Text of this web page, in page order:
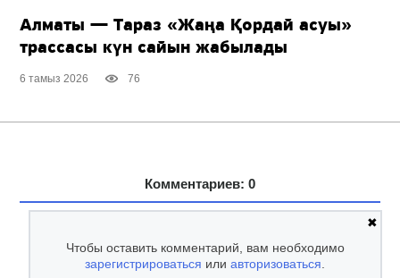
Алматы — Тараз «Жаңа Қордай асуы»
трассасы күн сайын жабылады
6 тамыз 2026 76
Комментариев: 0
✖
Чтобы оставить комментарий, вам необходимо
зарегистрироваться илиавторизоваться.